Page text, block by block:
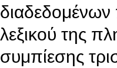
λεξικού της
συμπίεσης